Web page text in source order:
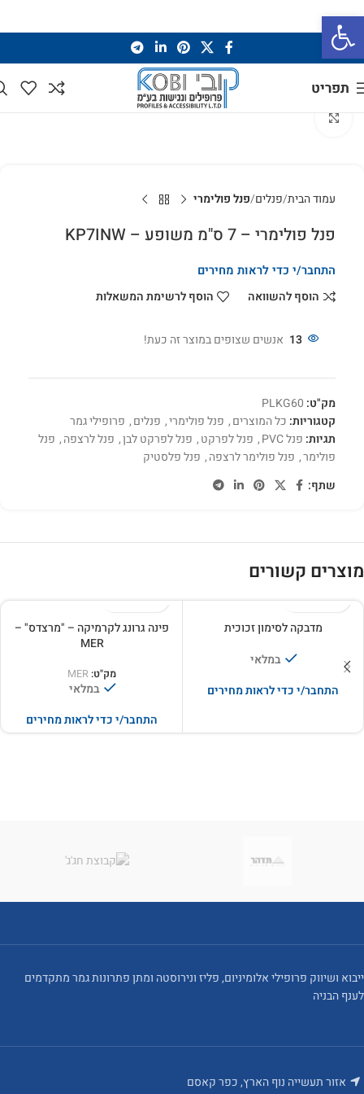
פתח סרגל נגישות
תפריט
עמוד הבית פנלים פנל פולימרי
פנל פולימרי – 7 ס"מ משופע – KP7INW
התחבר/י כדי לראות מחירים
הוסף להשוואה
הוסף לרשימת המשאלות
13 אנשים שצופים במוצר זה כעת!
מק"ט: PLKG60
קטגוריות: כל המוצרים, פנל פולימרי, פנלים, פרופילי גמר
תגיות: פנל PVC , פנל לפרקט, פנל לפרקט לבן, פנל לרצפה, פנל
פולימר, פנל פולימר לרצפה, פנל פלסטיק
שתף:
מוצרים קשורים
מדבקה לסימון זכוכית
במלאי
התחבר/י כדי לראות מחירים
פינה גרונג לקרמיקה – "מרצדס" –
MER
מק"ט: MER
במלאי
התחבר/י כדי לראות מחירים
ייבוא ושיווק פרופילי אלומיניום, פליז ונירוסטה ומתן פתרונות גמר מתקדמים
לענף הבניה
אזור תעשייה נוף הארץ, כפר קאסם